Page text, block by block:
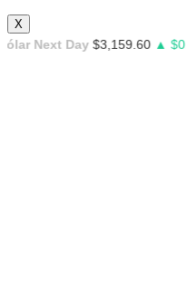
X
Day $3,159.60 ▲ $0.21